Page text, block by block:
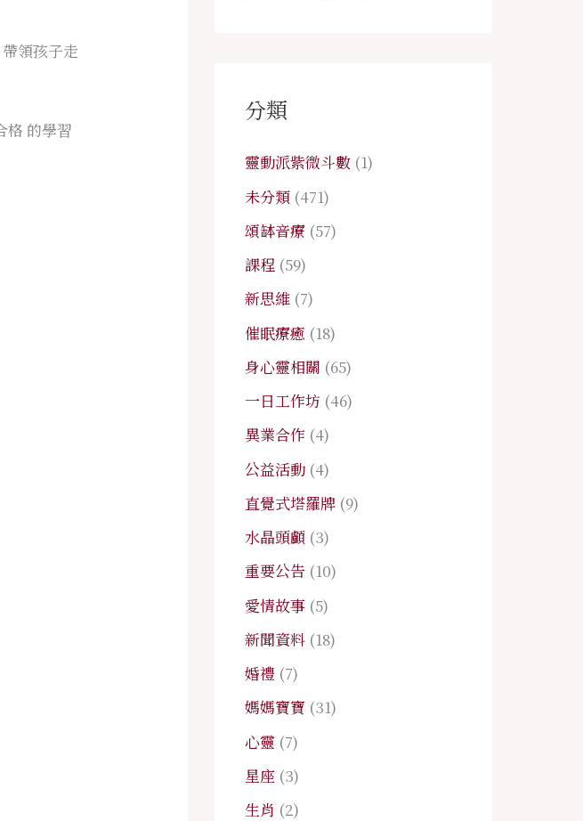
領孩子走
格 的學習
分類
靈動派紫微斗數 (1)
未分類 (471)
頌缽音療 (57)
課程 (59)
新思維 (7)
催眠療癒 (18)
身心靈相關 (65)
一日工作坊 (46)
異業合作 (4)
公益活動 (4)
直覺式塔羅牌 (9)
水晶頭顱 (3)
重要公告 (10)
愛情故事 (5)
新聞資料 (18)
婚禮 (7)
媽媽寶寶 (31)
心靈 (7)
星座 (3)
生肖 (2)